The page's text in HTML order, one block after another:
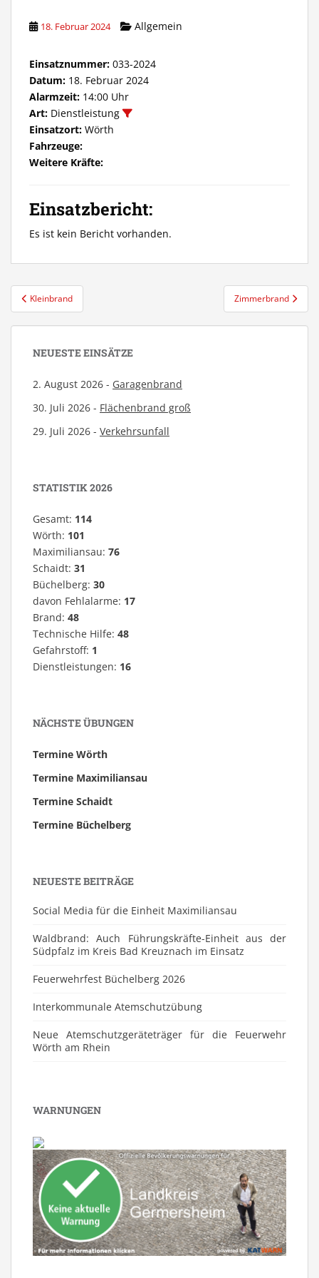
18. Februar 2024 Allgemein
Einsatznummer: 033-2024
Datum: 18. Februar 2024
Alarmzeit: 14:00 Uhr
Art: Dienstleistung
Einsatzort: Wörth
Fahrzeuge:
Weitere Kräfte:
Einsatzbericht:
Es ist kein Bericht vorhanden.
Beitragsnavigation
Kleinbrand Zimmerbrand
NEUESTE EINSÄTZE
2. August 2026 - Garagenbrand
30. Juli 2026 - Flächenbrand groß
29. Juli 2026 - Verkehrsunfall
STATISTIK 2026
Gesamt: 114
Wörth: 101
Maximiliansau: 76
Schaidt: 31
Büchelberg: 30
davon Fehlalarme: 17
Brand: 48
Technische Hilfe: 48
Gefahrstoff: 1
Dienstleistungen: 16
NÄCHSTE ÜBUNGEN
Termine Wörth
Termine Maximiliansau
Termine Schaidt
Termine Büchelberg
NEUESTE BEITRÄGE
Social Media für die Einheit Maximiliansau
Waldbrand: Auch Führungskräfte-Einheit aus der
Südpfalz im Kreis Bad Kreuznach im Einsatz
Feuerwehrfest Büchelberg 2026
⁠Interkommunale Atemschutzübung
Neue Atemschutzgeräteträger für die Feuerwehr
Wörth am Rhein
WARNUNGEN